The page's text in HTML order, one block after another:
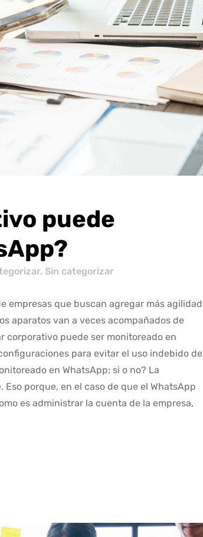
puede
, Sin categorizar
empresas que buscan agregar más agilidad
aparatos van a veces acompañados de
corporativo puede ser monitoreado en
para evitar el uso indebido de
en WhatsApp: si o no? La
porque, en el caso de que el WhatsApp
es administrar la cuenta de la empresa,